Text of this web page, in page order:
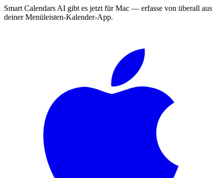
Smart Calendars AI gibt es jetzt für Mac — erfasse von überall aus
deiner Menüleisten-Kalender-App.